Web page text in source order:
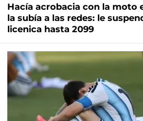
Hacía acrobacia con la moto
la subía a las redes: le
licenica hasta 2099